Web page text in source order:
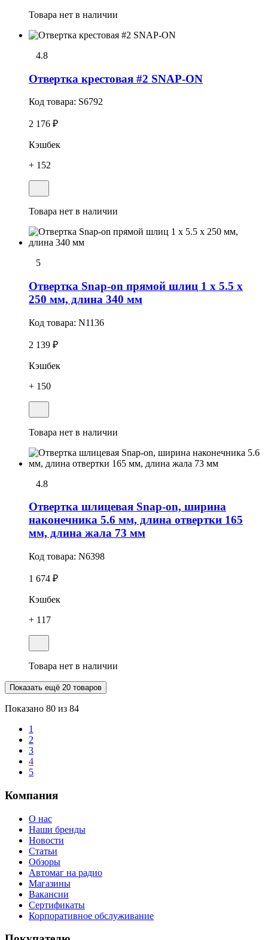
Товара нет в наличии
4.8
Отвеpтка кpестовая #2 SNAP-ON
Код товара: S6792
2 176 ₽
Кэшбек
+ 152
Товара нет в наличии
5
Отвертка Snap-on прямой шлиц 1 x 5.5 x
250 мм, длина 340 мм
Код товара: N1136
2 139 ₽
Кэшбек
+ 150
Товара нет в наличии
4.8
Отвеpтка шлицевая Snap-on, ширина
наконечника 5.6 мм, длина отвертки 165
мм, длина жала 73 мм
Код товара: N6398
1 674 ₽
Кэшбек
+ 117
Товара нет в наличии
Показать ещё 20 товаров
Показано 80 из 84
1
2
3
4
5
Компания
О нас
Наши бренды
Новости
Статьи
Обзоры
Автомаг на радио
Магазины
Вакансии
Сертификаты
Корпоративное обслуживание